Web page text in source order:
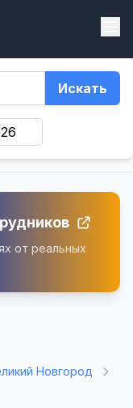
Искать
от реальных
Новгород